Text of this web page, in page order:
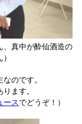
、真中が酔仙酒造の
のです。
ます。
ースでどうぞ！）